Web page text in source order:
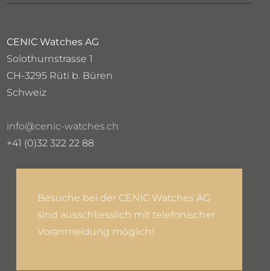
CENIC Watches AG
Solothurnstrasse 1
CH-3295 Rüti b. Büren
Schweiz
info@cenic-watches.ch
+41 (0)32 322 22 88
Besuche bei der CENIC Watches AG
sind ausschliesslich mit telefonischer
Voranmeldung möglich!